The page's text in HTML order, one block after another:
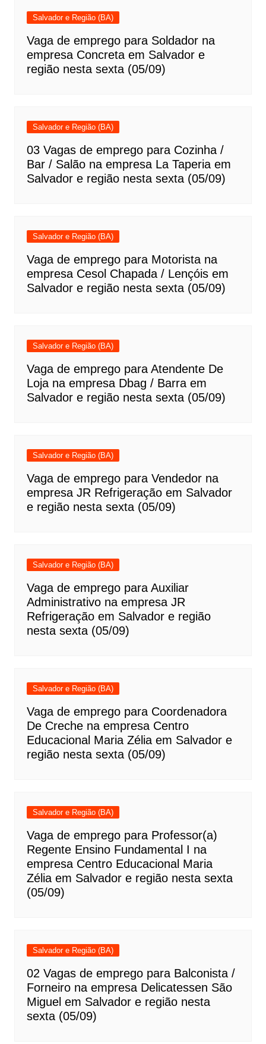
Salvador e Região (BA)
Vaga de emprego para Soldador na
empresa Concreta em Salvador e
região nesta sexta (05/09)
Salvador e Região (BA)
03 Vagas de emprego para Cozinha /
Bar / Salão na empresa La Taperia em
Salvador e região nesta sexta (05/09)
Salvador e Região (BA)
Vaga de emprego para Motorista na
empresa Cesol Chapada / Lençóis em
Salvador e região nesta sexta (05/09)
Salvador e Região (BA)
Vaga de emprego para Atendente De
Loja na empresa Dbag / Barra em
Salvador e região nesta sexta (05/09)
Salvador e Região (BA)
Vaga de emprego para Vendedor na
empresa JR Refrigeração em Salvador
e região nesta sexta (05/09)
Salvador e Região (BA)
Vaga de emprego para Auxiliar
Administrativo na empresa JR
Refrigeração em Salvador e região
nesta sexta (05/09)
Salvador e Região (BA)
Vaga de emprego para Coordenadora
De Creche na empresa Centro
Educacional Maria Zélia em Salvador e
região nesta sexta (05/09)
Salvador e Região (BA)
Vaga de emprego para Professor(a)
Regente Ensino Fundamental I na
empresa Centro Educacional Maria
Zélia em Salvador e região nesta sexta
(05/09)
Salvador e Região (BA)
02 Vagas de emprego para Balconista /
Forneiro na empresa Delicatessen São
Miguel em Salvador e região nesta
sexta (05/09)